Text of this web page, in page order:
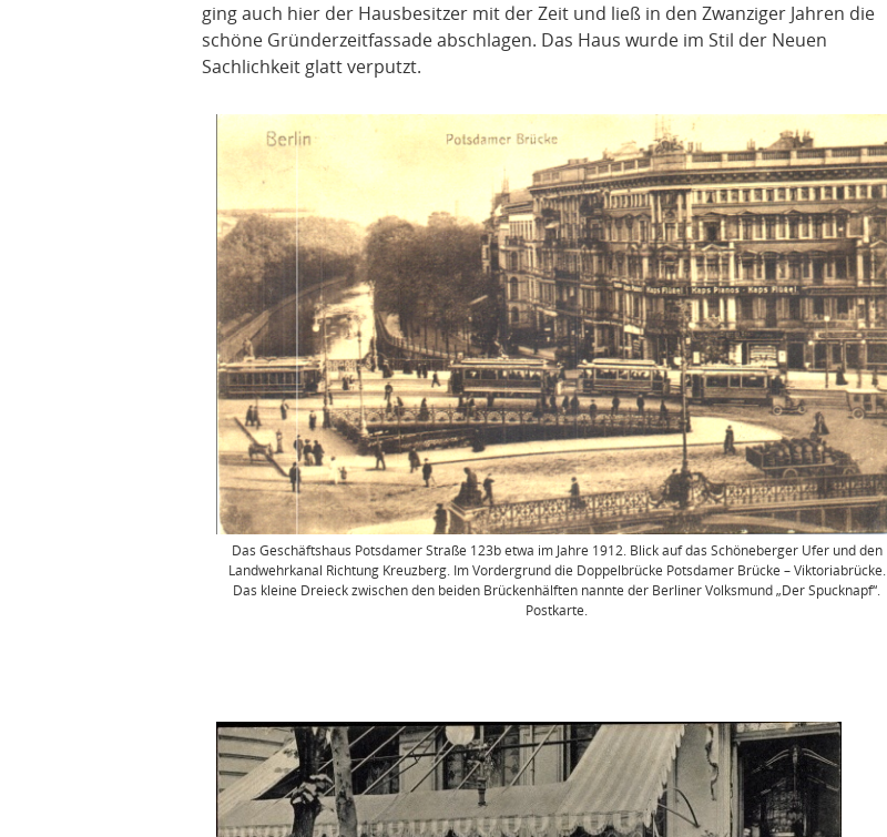
ging auch hier der Hausbesitzer mit der Zeit und ließ in den Zwanziger Jahren die
schöne Gründerzeitfassade abschlagen. Das Haus wurde im Stil der Neuen
Sachlichkeit glatt verputzt.
Das Geschäftshaus Potsdamer Straße 123b etwa im Jahre 1912. Blick auf das Schöneberger Ufer und den
Landwehrkanal Richtung Kreuzberg. Im Vordergrund die Doppelbrücke Potsdamer Brücke – Viktoriabrücke.
Das kleine Dreieck zwischen den beiden Brückenhälften nannte der Berliner Volksmund „Der Spucknapf“.
Postkarte.